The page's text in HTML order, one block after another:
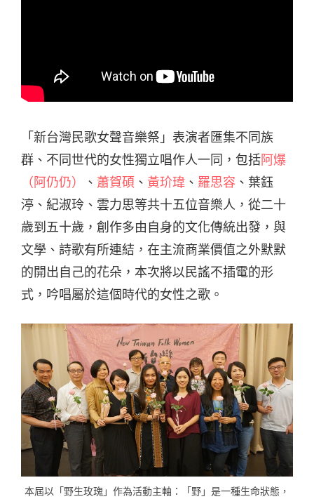
「新台灣民歌女聲音樂祭」表演者匯集不同族
群、不同世代的女性獨立唱作人一同，包括阿爆
（阿仍仍）
、 蕭賀碩 、 黃玠瑋 、 羅思容 、葉鈺
渟、紀淑玲、雲力思等共十五位音樂人，從二十
歲到五十歲，創作多由自身的文化傳統出發，與
文學、詩歌有所連結，在主流商業價值之外默默
的開出自己的花朵，本次將以民謠不插電的形
式，吟唱屬於這個時代的女性之歌。
本屆以「野生玫瑰」作為活動主軸：「野」是一種生命狀態，